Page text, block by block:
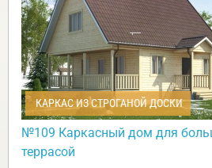
КАРКАС ИЗ СТРОГАНОЙ ДОСКИ
№109 Каркасный дом для
террасой